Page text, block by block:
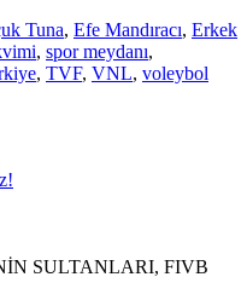
Tuna, Efe Mandıracı, Erkek
, spor meydanı,
, TVF, VNL, voleybol
SULTANLARI, FIVB